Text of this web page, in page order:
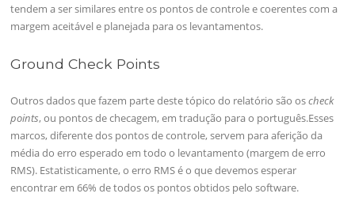
tendem a ser similares entre os pontos de controle e coerentes com a
margem aceitável e planejada para os levantamentos.
Ground Check Points
Outros dados que fazem parte deste tópico do relatório são oscheck
points, ou pontos de checagem, em tradução para o português.Esses
marcos, diferente dos pontos de controle, servem para aferição da
média do erro esperado em todo o levantamento (margem de erro
RMS). Estatisticamente, o erro RMS é o que devemos esperar
encontrar em 66% de todos os pontos obtidos pelo software.